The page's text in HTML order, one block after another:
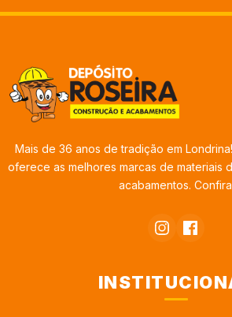
Mais de 36 anos de tradição em
oferece as melhores marcas de materiais
acabamentos.